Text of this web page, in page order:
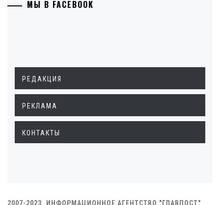
МЫ В FACEBOOK
РЕДАКЦИЯ
РЕКЛАМА
КОНТАКТЫ
2007-2023. ИНФОРМАЦИОННОЕ АГЕНТСТВО "ГЛАВПОСТ"